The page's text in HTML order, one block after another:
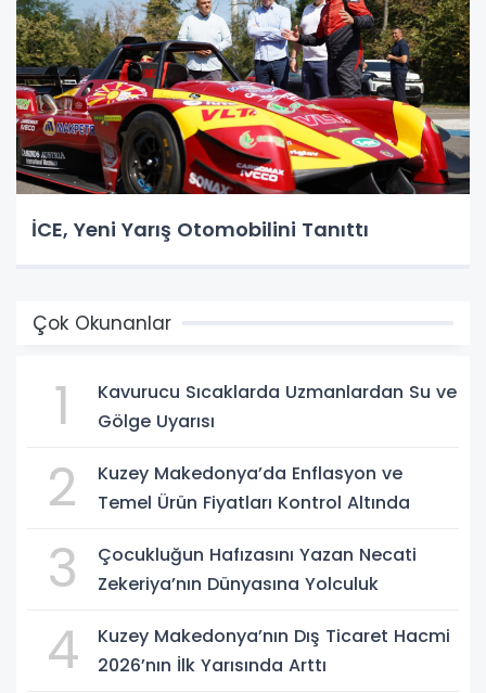
İCE, Yeni Yarış Otomobilini Tanıttı
Çok Okunanlar
1
Kavurucu Sıcaklarda Uzmanlardan Su ve
Gölge Uyarısı
2
Kuzey Makedonya’da Enflasyon ve
Temel Ürün Fiyatları Kontrol Altında
3
Çocukluğun Hafızasını Yazan Necati
Zekeriya’nın Dünyasına Yolculuk
4
Kuzey Makedonya’nın Dış Ticaret Hacmi
2026’nın İlk Yarısında Arttı